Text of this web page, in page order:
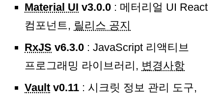
Material UI v3.0.0 : 메터리얼 UI React
컴포넌트, 릴리스 공지
RxJS v6.3.0 : JavaScript 리액티브
프로그래밍 라이브러리, 변경사항
Vault v0.11 : 시크릿 정보 관리 도구,